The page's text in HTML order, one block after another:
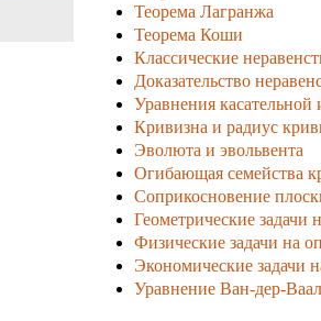
Теорема Лагранжа
Теорема Коши
Классические
Доказательство
Уравнения касательной
Кривизна и радиус
Эволюта и эвольвента
Огибающая семейства
Соприкосновение
Геометрические задачи
Физические задачи на
Экономические задачи
Уравнение Ван-дер-